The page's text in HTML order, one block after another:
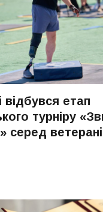
відбувся етап
турніру
серед